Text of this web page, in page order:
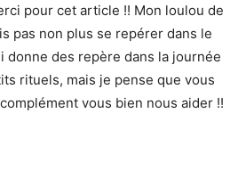
pour cet article !! Mon loulou de
pas non plus se repérer dans le
donne des repère dans la journée
rituels, mais je pense que vous
vous bien nous aider !!